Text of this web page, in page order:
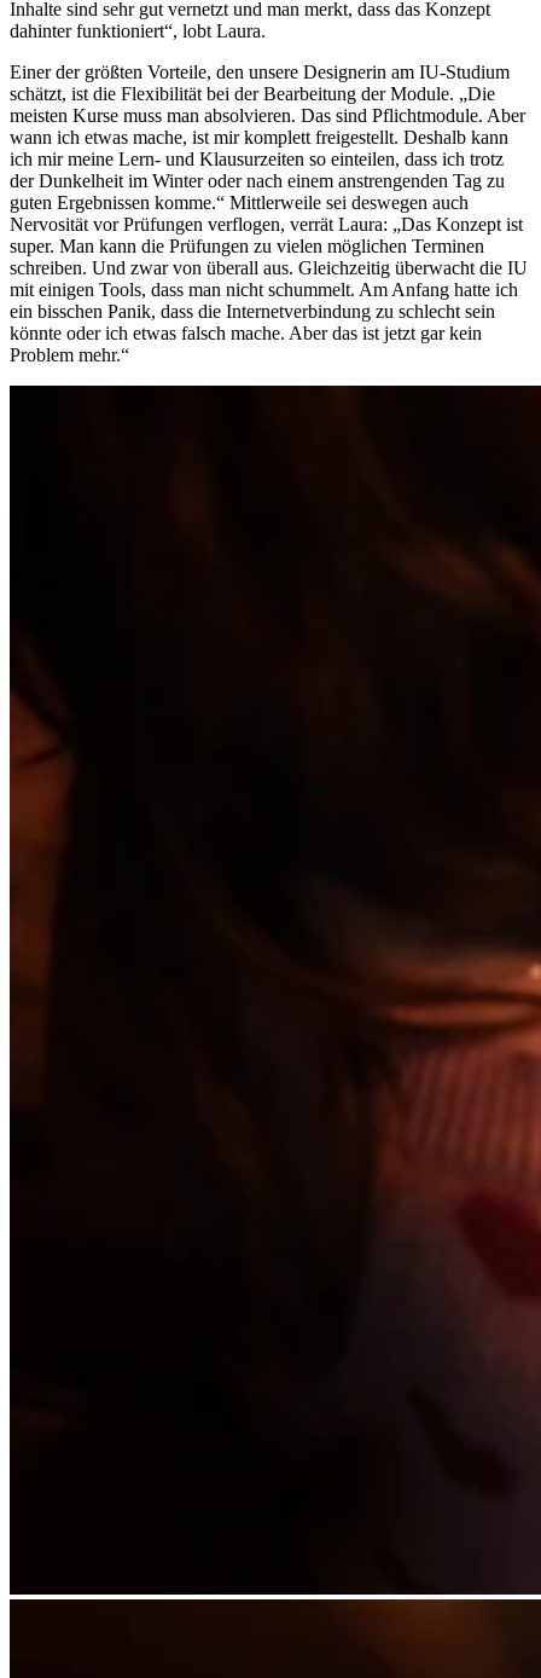
Inhalte sind sehr gut vernetzt und man merkt, dass das Konzept
dahinter funktioniert“, lobt Laura.
Einer der größten Vorteile, den unsere Designerin am IU-Studium
schätzt, ist die Flexibilität bei der Bearbeitung der Module. „Die
meisten Kurse muss man absolvieren. Das sind Pflichtmodule. Aber
wann ich etwas mache, ist mir komplett freigestellt. Deshalb kann
ich mir meine Lern- und Klausurzeiten so einteilen, dass ich trotz
der Dunkelheit im Winter oder nach einem anstrengenden Tag zu
guten Ergebnissen komme.“ Mittlerweile sei deswegen auch
Nervosität vor Prüfungen verflogen, verrät Laura: „Das Konzept ist
super. Man kann die Prüfungen zu vielen möglichen Terminen
schreiben. Und zwar von überall aus. Gleichzeitig überwacht die IU
mit einigen Tools, dass man nicht schummelt. Am Anfang hatte ich
ein bisschen Panik, dass die Internetverbindung zu schlecht sein
könnte oder ich etwas falsch mache. Aber das ist jetzt gar kein
Problem mehr.“